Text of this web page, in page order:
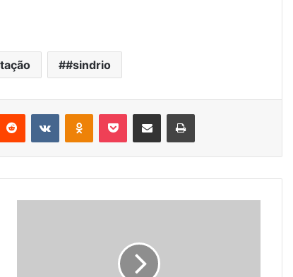
#sindrio
Reddit VK OK Pocket Compartilhar via e-mail Imprimir